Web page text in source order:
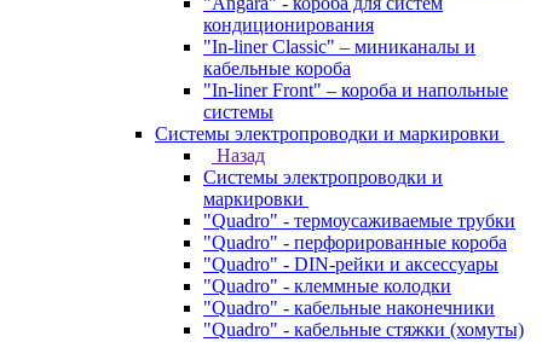
кондиционирования
"In-liner Classic" – миниканалы и
кабельные короба
"In-liner Front" – короба и напольные
системы
Системы электропроводки и маркировки
Назад
Системы электропроводки и
маркировки
"Quadro" - термоусаживаемые трубки
"Quadro" - перфорированные короба
"Quadro" - DIN-рейки и аксессуары
"Quadro" - клеммные колодки
"Quadro" - кабельные наконечники
"Quadro" - кабельные стяжки (хомуты)